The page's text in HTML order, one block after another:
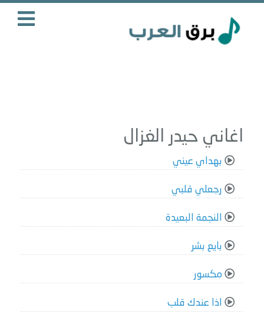
اغاني حيدر الغزال
بهداي عيني
رجعلي قلبي
النجمة البعيدة
بايع بشر
مكسور
اذا عندك قلب